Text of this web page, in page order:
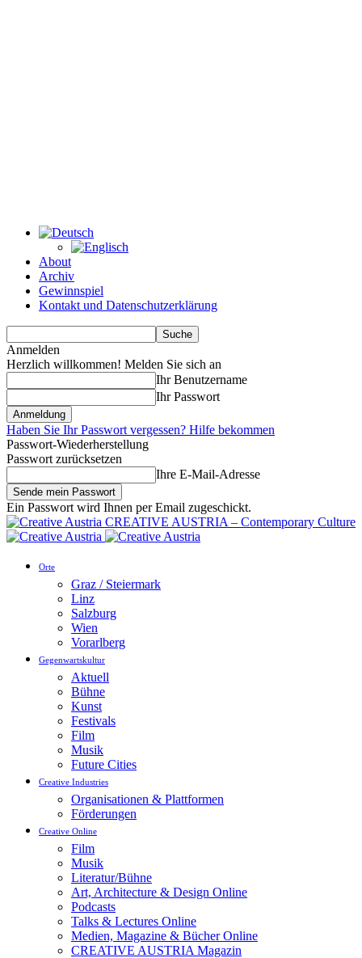
About
Archiv
Gewinnspiel
Kontakt und Datenschutzerklärung
Anmelden
Herzlich willkommen! Melden Sie sich an
Ihr Benutzername
Ihr Passwort
Haben Sie Ihr Passwort vergessen? Hilfe bekommen
Passwort-Wiederherstellung
Passwort zurücksetzen
Ihre E-Mail-Adresse
Ein Passwort wird Ihnen per Email zugeschickt.
CREATIVE AUSTRIA – Contemporary Culture
Orte
Graz / Steiermark
Linz
Salzburg
Wien
Vorarlberg
Gegenwartskultur
Aktuell
Bühne
Kunst
Festivals
Film
Musik
Future Cities
Creative Industries
Organisationen & Plattformen
Förderungen
Creative Online
Film
Musik
Literatur/Bühne
Art, Architecture & Design Online
Podcasts
Talks & Lectures Online
Medien, Magazine & Bücher Online
CREATIVE AUSTRIA Magazin